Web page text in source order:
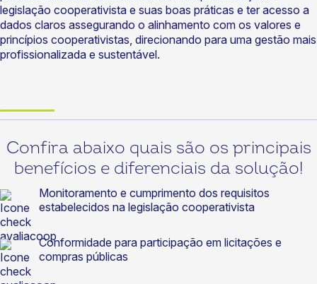
legislação cooperativista e suas boas práticas e ter acesso a
dados claros assegurando o alinhamento com os valores e
princípios cooperativistas, direcionando para uma gestão mais
profissionalizada e sustentável.
Confira abaixo quais são os principais
benefícios e diferenciais da solução!
Monitoramento e cumprimento dos requisitos
estabelecidos na legislação cooperativista
Conformidade para participação em licitações e
compras públicas